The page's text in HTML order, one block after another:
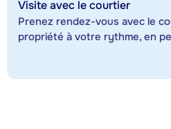
Visite avec le courtier
Prenez rendez-vous avec le
propriété à votre rythme, en